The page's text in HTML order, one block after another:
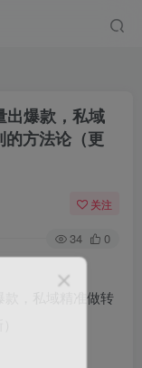
出爆款，私域
方法论（更
关注
34 0